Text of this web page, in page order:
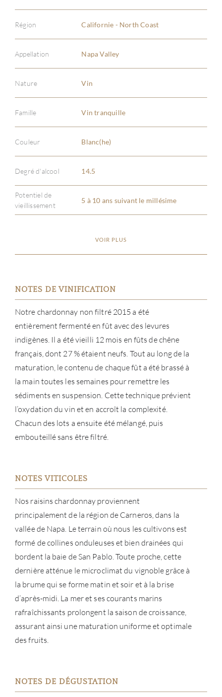
Région Californie - North Coast
Appellation Napa Valley
Nature Vin
Famille Vin tranquille
Couleur Blanc(he)
Degré d'alcool 14.5
Potentiel de
vieillissement
5 à 10 ans suivant le millésime
VOIR PLUS
NOTES DE VINIFICATION
Notre chardonnay non filtré 2015 a été
entièrement fermenté en fût avec des levures
indigènes. Il a été vieilli 12 mois en fûts de chêne
français, dont 27 % étaient neufs. Tout au long de la
maturation, le contenu de chaque fût a été brassé à
la main toutes les semaines pour remettre les
sédiments en suspension. Cette technique prévient
l’oxydation du vin et en accroît la complexité.
Chacun des lots a ensuite été mélangé, puis
embouteillé sans être filtré.
NOTES VITICOLES
Nos raisins chardonnay proviennent
principalement de la région de Carneros, dans la
vallée de Napa. Le terrain où nous les cultivons est
formé de collines onduleuses et bien drainées qui
bordent la baie de San Pablo. Toute proche, cette
dernière atténue le microclimat du vignoble grâce à
la brume qui se forme matin et soir et à la brise
d’après-midi. La mer et ses courants marins
rafraîchissants prolongent la saison de croissance,
assurant ainsi une maturation uniforme et optimale
des fruits.
NOTES DE DÉGUSTATION